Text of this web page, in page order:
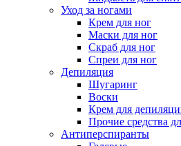
Уход за ногами
Крем для ног
Маски для ног
Скраб для ног
Спреи для ног
Депиляция
Шугаринг
Воски
Крем для
Прочие средства
Антиперспиранты